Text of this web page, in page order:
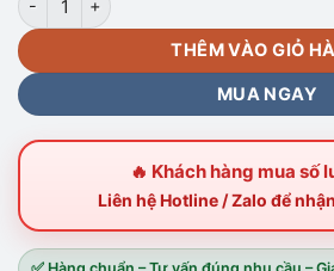
THÊM VÀO GIỎ
MUA NGAY
🔥 Khách hàng mua số
Liên hệ Hotline / Zalo để